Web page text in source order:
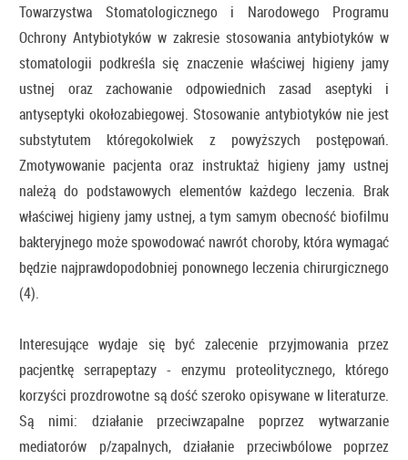
Towarzystwa Stomatologicznego i Narodowego Programu
Ochrony Antybiotyków w zakresie stosowania antybiotyków w
stomatologii podkreśla się znaczenie właściwej higieny jamy
ustnej oraz zachowanie odpowiednich zasad aseptyki i
antyseptyki okołozabiegowej. Stosowanie antybiotyków nie jest
substytutem któregokolwiek z powyższych postępowań.
Zmotywowanie pacjenta oraz instruktaż higieny jamy ustnej
należą do podstawowych elementów każdego leczenia. Brak
właściwej higieny jamy ustnej, a tym samym obecność biofilmu
bakteryjnego może spowodować nawrót choroby, która wymagać
będzie najprawdopodobniej ponownego leczenia chirurgicznego
(4).
Interesujące wydaje się być zalecenie przyjmowania przez
pacjentkę serrapeptazy - enzymu proteolitycznego, którego
korzyści prozdrowotne są dość szeroko opisywane w literaturze.
Są nimi: działanie przeciwzapalne poprzez wytwarzanie
mediatorów p/zapalnych, działanie przeciwbólowe poprzez